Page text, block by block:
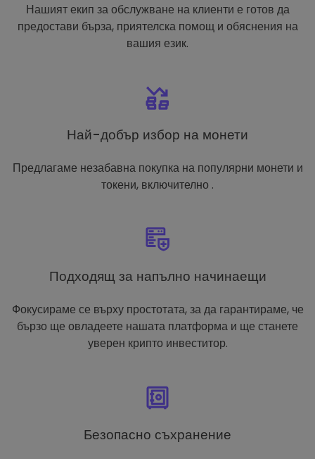
Нашият екип за обслужване на клиенти е готов да
предостави бърза, приятелска помощ и обяснения на
вашия език.
Най-добър избор на монети
Предлагаме незабавна покупка на популярни монети и
токени, включително .
Подходящ за напълно начинаещи
Фокусираме се върху простотата, за да гарантираме, че
бързо ще овладеете нашата платформа и ще станете
уверен крипто инвеститор.
Безопасно съхранение